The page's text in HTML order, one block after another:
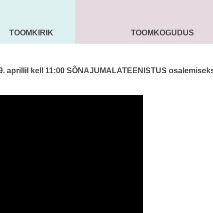
MAARJA KIRIK
TOOMKIRIK SEENIORIDTOOMKOGUDUS
aprillil kell 11:00 SÕNAJUMALATEENISTUS